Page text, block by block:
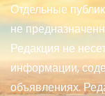
Отдельные
не
Редакция не
информации,
объявлениях.